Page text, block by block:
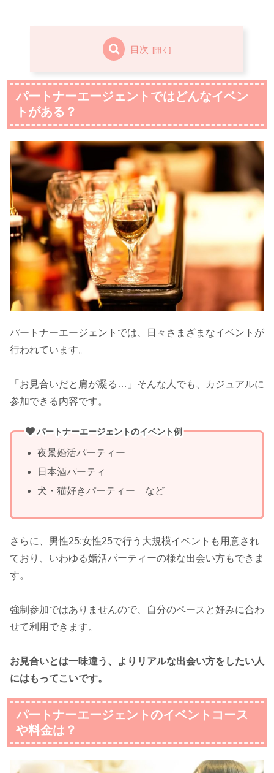
目次
パートナーエージェントではどんなイベン
トがある？
パートナーエージェントでは、日々さまざまなイベントが
行われています。
「お見合いだと肩が凝る…」そんな人でも、カジュアルに
参加できる内容です。
パートナーエージェントのイベント例
夜景婚活パーティー
日本酒パーティ
犬・猫好きパーティー など
さらに、男性25:女性25で行う大規模イベントも用意され
ており、いわゆる婚活パーティーの様な出会い方もできま
す。
強制参加ではありませんので、自分のペースと好みに合わ
せて利用できます。
お見合いとは一味違う、よりリアルな出会い方をしたい人
にはもってこいです。
パートナーエージェントのイベントコース
や料金は？